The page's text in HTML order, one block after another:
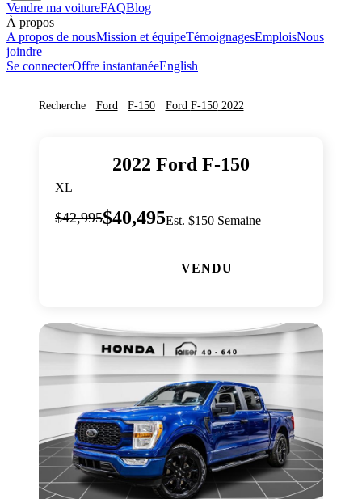
Vendre ma voitureFAQBlog
À propos
A propos de nousMission et équipeTémoignagesEmploisNous
joindre
Se connecterOffre instantanéeEnglish
Recherche Ford F-150 Ford F-150 2022
2022 Ford F-150
XL
$42,995$40,495Est. $150 Semaine
VENDU